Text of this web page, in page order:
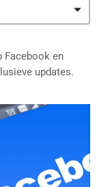
Facebook en
updates.